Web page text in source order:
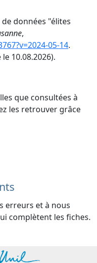
de données "élites
,
05-14.
10.08.2026).
que consultées à
les retrouver grâce
erreurs et à nous
complètent les fiches.